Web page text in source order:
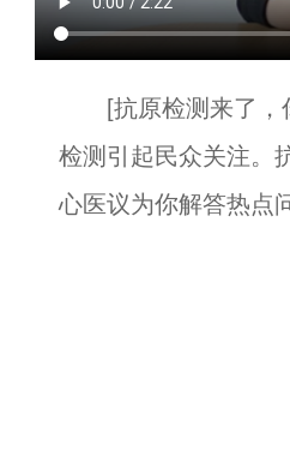
[抗原检测来了，
检测引起民众关注。
心医议为你解答热点